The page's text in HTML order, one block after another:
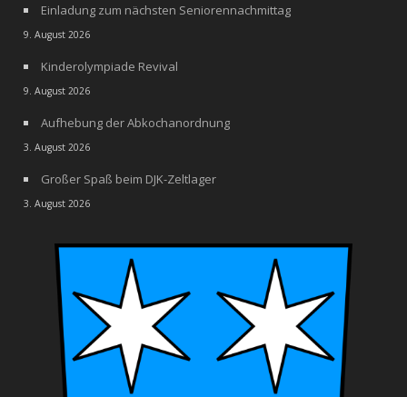
Einladung zum nächsten Seniorennachmittag
9. August 2026
Kinderolympiade Revival
9. August 2026
Aufhebung der Abkochanordnung
3. August 2026
Großer Spaß beim DJK-Zeltlager
3. August 2026